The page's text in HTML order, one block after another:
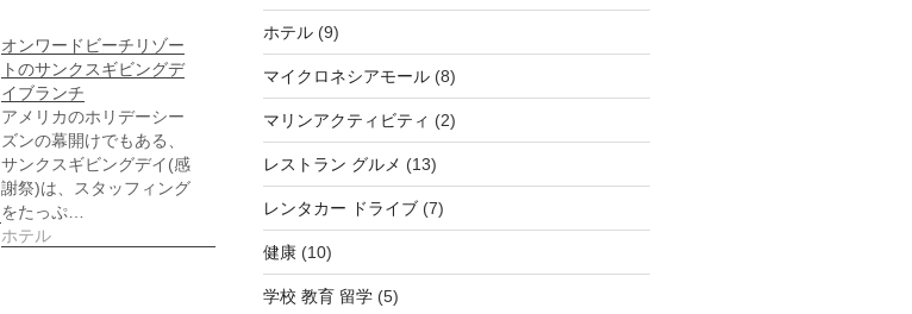
オンワードビーチリゾー
トのサンクスギビングデ
イブランチ
アメリカのホリデーシー
ズンの幕開けでもある、
サンクスギビングデイ(感
謝祭)は、スタッフィング
をたっぷ…
ホテル
ホテル(9)
マイクロネシアモール(8)
マリンアクティビティ (2)
レストラン グルメ (13)
レンタカー ドライブ(7)
健康(10)
学校 教育 留学(5)